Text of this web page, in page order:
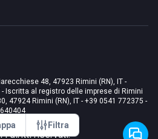
Filtra
48, 47923 Rimini (RN), IT -
Iscritta al registro delle imprese di Rimini
47924 Rimini (RN), IT - +39 0541 772375 -
i diritti riservati.